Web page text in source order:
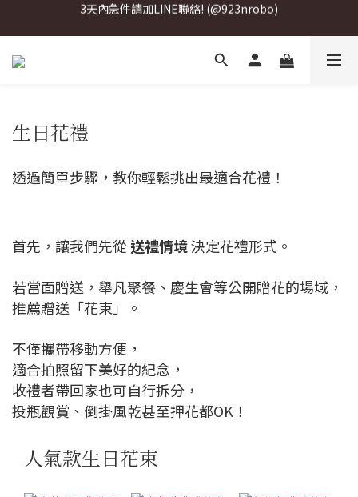
3天內急件請加LINE聯絡! (@923nrobo)
3天內急件請加LINE聯絡! (@923nrobo)
生日花禮
透過簡單步驟，教你輕鬆挑出最適合花禮！
首先，讓我們先從送禮情境決定花禮形式。
若當面贈送，舉凡聚餐、慶生會等公開贈花的場域，
推薦贈送「花束」。
不僅攜帶移動方便，
適合拍照留下美好的紀念，
收禮者帶回家也可自行拆分，
投瓶觀賞、倒掛風乾甚至押花都OK！
人氣款生日花束